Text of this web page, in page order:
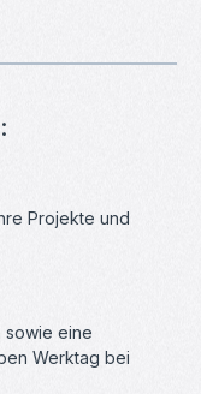
Projekte und
sowie eine
Werktag bei